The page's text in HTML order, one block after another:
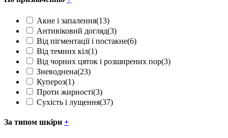
Акне і запалення(13)
Антивіковий догляд(3)
Від пігментації і постакне(6)
Від темних кіл(1)
Від чорних цяток і розширених пор(3)
Зневоднена(23)
Купероз(1)
Проти жирності(3)
Сухість і лущення(37)
За типом шкіри +